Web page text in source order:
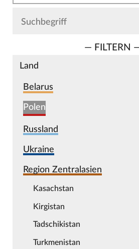
— FILTERN
Land
Belarus
Polen
Russland
Ukraine
Region Zentralasien
Kasachstan
Kirgistan
Tadschikistan
Turkmenistan